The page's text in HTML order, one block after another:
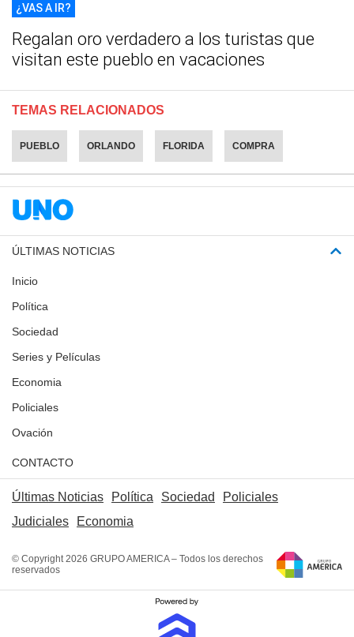
¿VAS A IR?
Regalan oro verdadero a los turistas que
visitan este pueblo en vacaciones
TEMAS RELACIONADOS
PUEBLO ORLANDO FLORIDA COMPRA
ÚLTIMAS NOTICIAS
Inicio
Política
Sociedad
Series y Películas
Economia
Policiales
Ovación
CONTACTO
Últimas Noticias Política Sociedad
Policiales
Judiciales
Economia
© Copyright 2026 GRUPO AMERICA – Todos los derechos
reservados